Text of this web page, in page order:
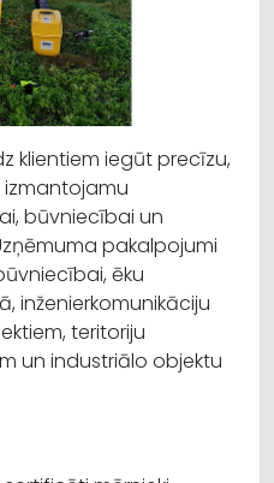
klientiem iegūt precīzu,
izmantojamu
būvniecībai un
pakalpojumi
ēku
inženierkomunikāciju
teritoriju
un industriālo objektu